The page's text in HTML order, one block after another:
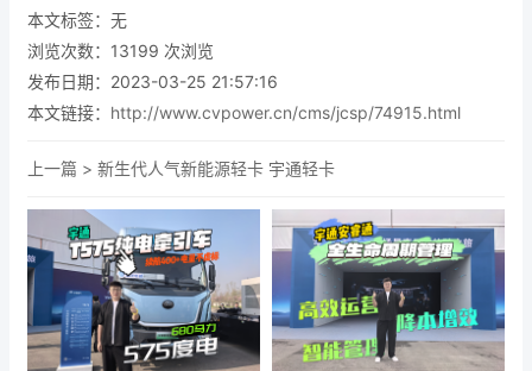
本文标签：无
浏览次数： 13199 次浏览
发布日期：2023-03-25 21:57:16
本文链接： http://www.cvpower.cn/cms/jcsp/74915.html
上一篇 > 新生代人气新能源轻卡 宇通轻卡